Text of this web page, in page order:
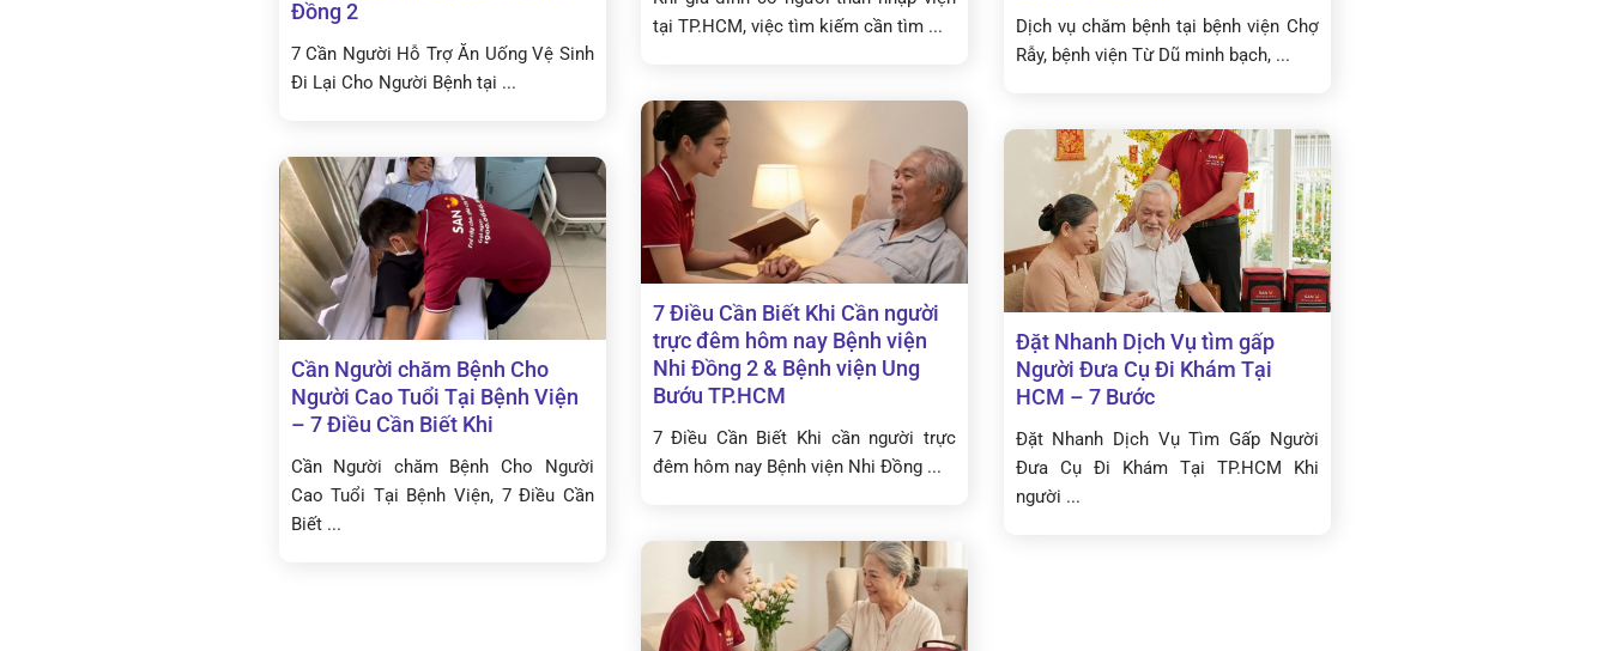
tại TP.HCM, việc tìm kiếm cần tìm ...
Đồng 2
7 Cần Người Hỗ Trợ Ăn Uống Vệ Sinh
Đi Lại Cho Người Bệnh tại ...
Dịch vụ chăm bệnh tại bệnh viện Chợ
Rẫy, bệnh viện Từ Dũ minh bạch, ...
7 Điều Cần Biết Khi Cần người
trực đêm hôm nay Bệnh viện
Nhi Đồng 2 & Bệnh viện Ung
Bướu TP.HCM
7 Điều Cần Biết Khi cần người trực
đêm hôm nay Bệnh viện Nhi Đồng ...
Đặt Nhanh Dịch Vụ tìm gấp
Người Đưa Cụ Đi Khám Tại
HCM – 7 Bước
Đặt Nhanh Dịch Vụ Tìm Gấp Người
Đưa Cụ Đi Khám Tại TP.HCM Khi
người ...
Cần Người chăm Bệnh Cho
Người Cao Tuổi Tại Bệnh Viện
– 7 Điều Cần Biết Khi
Cần Người chăm Bệnh Cho Người
Cao Tuổi Tại Bệnh Viện, 7 Điều Cần
Biết ...